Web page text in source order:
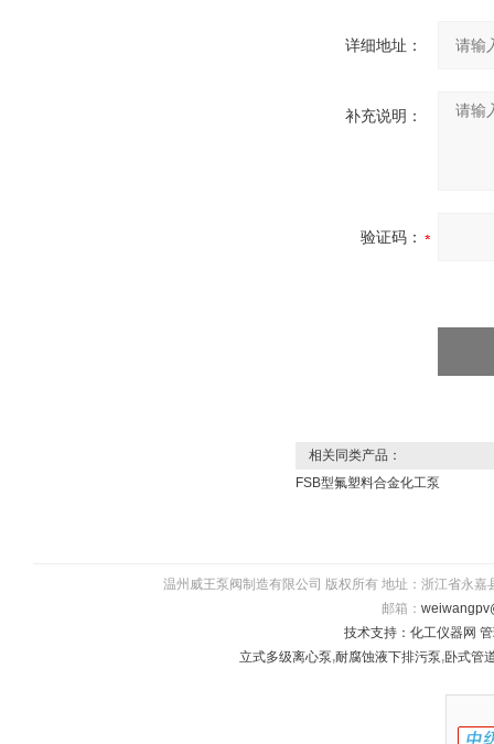
详细地址：
补充说明：
验证码：
相关同类产品：
FSB型氟塑料合金化工泵
温州威王泵阀制造有限公司 版权所有 地址：浙江省永
邮箱：
技术支持： 化工仪器网
立式多级离心泵,耐腐蚀液下排污泵,卧式管